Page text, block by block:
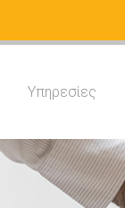
Yπηρεσίες